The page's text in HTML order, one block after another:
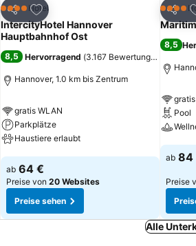
Teilen
Zu Favoriten hinzufügen
4 SterneHotel
IntercityHotel Hannover
Hauptbahnhof Ost
8,5 Hervorragend (3.167 Bewertungen
Hannover, 1.0 km bis Zentrum
gratis WLAN
Parkplätze
Haustiere erlaubt
Preise sehen
ab 64 €
Preise von 20 Websites
Preise sehen
Teilen
4 Sterne
8,5
Pool
Preise
ab 84
Preise
Alle